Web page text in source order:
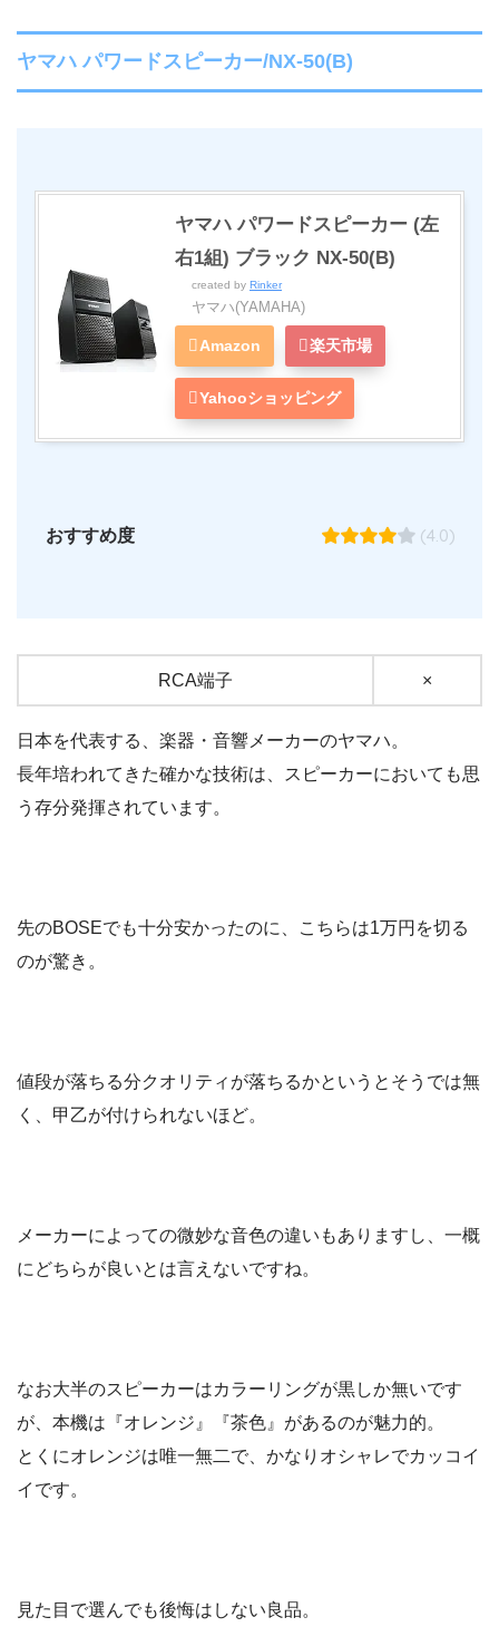
ヤマハ パワードスピーカー/NX-50(B)
ヤマハ パワードスピーカー (左
右1組) ブラック NX-50(B)
created by Rinker
ヤマハ(YAMAHA)
Amazon 楽天市場
Yahooショッピング
おすすめ度 (4.0)
RCA端子 ×
日本を代表する、楽器・音響メーカーのヤマハ。
長年培われてきた確かな技術は、スピーカーにおいても思
う存分発揮されています。
先のBOSEでも十分安かったのに、こちらは1万円を切る
のが驚き。
値段が落ちる分クオリティが落ちるかというとそうでは無
く、甲乙が付けられないほど。
メーカーによっての微妙な音色の違いもありますし、一概
にどちらが良いとは言えないですね。
なお大半のスピーカーはカラーリングが黒しか無いです
が、本機は『オレンジ』『茶色』があるのが魅力的。
とくにオレンジは唯一無二で、かなりオシャレでカッコイ
イです。
見た目で選んでも後悔はしない良品。